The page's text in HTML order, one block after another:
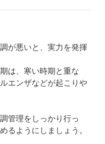
が悪いと、実力を発揮
は、寒い時期と重な
エンザなどが起こりや
管理をしっかり行っ
るようにしましょう。